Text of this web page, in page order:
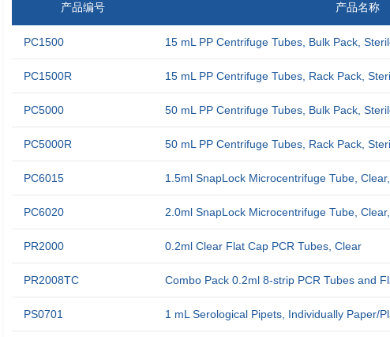
产品编号 产品名称
PC1500 15 mL PP Centrifuge Tubes, Bulk Pack,
PC1500R 15 mL PP Centrifuge Tubes, Rack Pack,
PC5000 50 mL PP Centrifuge Tubes, Bulk Pack,
PC5000R 50 mL PP Centrifuge Tubes, Rack Pack,
PC6015 1.5ml SnapLock Microcentrifuge Tube,
PC6020 2.0ml SnapLock Microcentrifuge Tube,
PR2000 0.2ml Clear Flat Cap PCR Tubes, Clear
PR2008TC Combo Pack 0.2ml 8-strip PCR Tubes and
PS0701 1 mL Serological Pipets, Individually Paper/